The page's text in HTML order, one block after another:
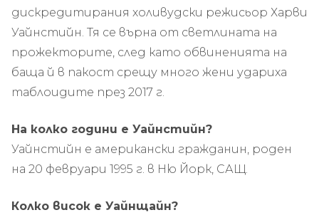
дискредитирания холивудски режисьор Харви
Уайнстийн. Тя се върна от светлината на
прожекторите, след като обвиненията на
баща й в пакост срещу много жени удариха
таблоидите през 2017 г.
На колко години е Уайнстийн?
Уайнстийн е американски гражданин, роден
на 20 февруари 1995 г. в Ню Йорк, САЩ.
Колко висок е Уайнщайн?